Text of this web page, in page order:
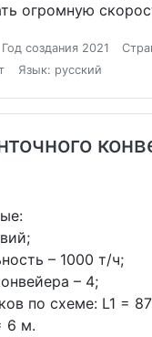
огромную
Год создания 2021
Язык: русский
– 1000 т/ч;
– 4;
по схеме: L1 =
6 м.